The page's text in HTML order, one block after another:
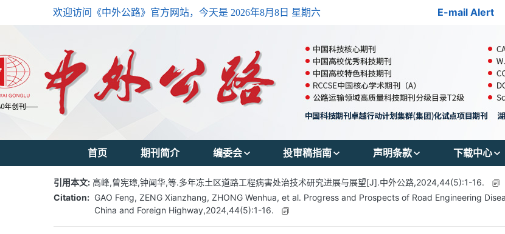
欢迎访问《中外公路》官方网站，今天是 2026年8月8日 星期六 E-mail Alert
首页 期刊简介 编委会
主编简介
编委会主任
投审稿指南
郑重声明
投稿须知
声明条款
出版伦理
下载中心
投稿模版
参考文献
引用本文: 高峰,曾宪璋,钟闻华,等.多年冻土区道路工程病害处治技术研究进展与展望[J].中外公路,2024,44(5):1-16.
Citation: GAO Feng, ZENG Xianzhang, ZHONG Wenhua, et al. Progress and Prospects of Road Engineering
China and Foreign Highway,2024,44(5):1-16.